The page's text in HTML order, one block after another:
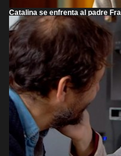
Catalina se enfrenta al padre